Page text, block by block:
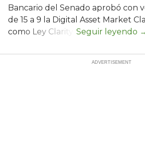
Bancario del Senado aprobó con
de 15 a 9 la Digital Asset Market
como Ley Clarity.